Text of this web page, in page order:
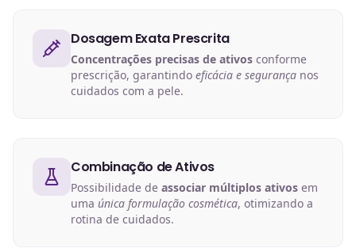
Dosagem Exata Prescrita
Concentrações precisas de ativos conforme
prescrição, garantindo eficácia e segurança nos
cuidados com a pele.
Combinação de Ativos
Possibilidade de associar múltiplos ativos em
uma única formulação cosmética, otimizando a
rotina de cuidados.